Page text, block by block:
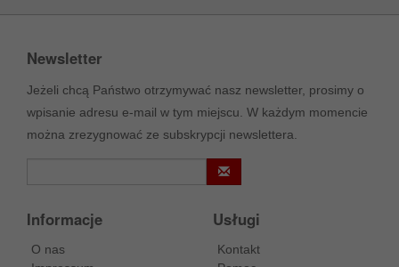
Newsletter
Jeżeli chcą Państwo otrzymywać nasz newsletter, prosimy o
wpisanie adresu e-mail w tym miejscu. W każdym momencie
można zrezygnować ze subskrypcji newslettera.
Informacje
O nas
Usługi
Kontakt